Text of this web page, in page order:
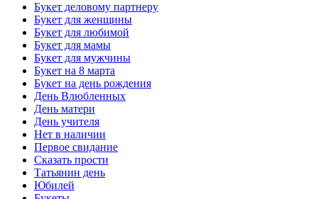
Букет деловому партнеру
Букет для женщины
Букет для любимой
Букет для мамы
Букет для мужчины
Букет на 8 марта
Букет на день рождения
День Влюбленных
День матери
День учителя
Нет в наличии
Первое свидание
Сказать прости
Татьянин день
Юбилей